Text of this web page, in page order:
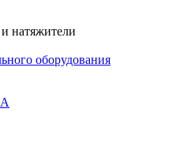
натяжители
оборудования